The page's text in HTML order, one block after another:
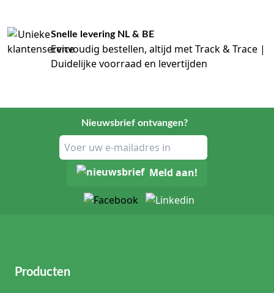
Snelle levering NL & BE
Eenvoudig bestellen, altijd met Track & Trace |
Duidelijke voorraad en levertijden
Nieuwsbrief ontvangen?
Meld aan!
Producten